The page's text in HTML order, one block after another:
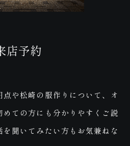
店予約
や松崎の服作りについて、オ
ての方にも分かりやすくご説
聞いてみたい方もお気兼ねな